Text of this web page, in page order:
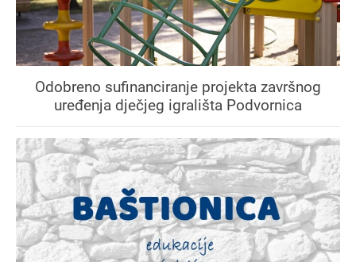
Odobreno sufinanciranje projekta završnog
uređenja dječjeg igrališta Podvornica